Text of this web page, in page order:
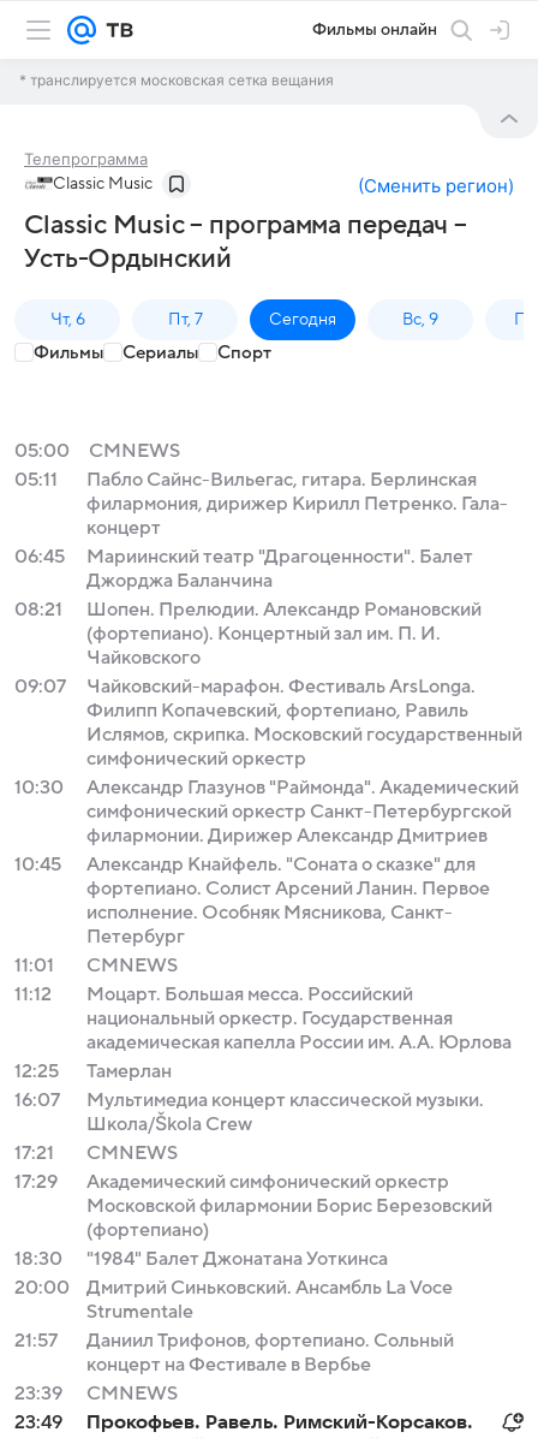
Фильмы онлайн
* транслируется московская сетка вещания
Телепрограмма
Classic Music (Сменить регион)
Classic Music – программа передач –
Усть-Ордынский
Чт, 6 Пт, 7 Сегодня Вс, 9
Фильмы Сериалы Спорт
05:00
СМNEWS
05:11
Пабло Сайнс-Вильегас, гитара. Берлинская
филармония, дирижер Кирилл Петренко. Гала-
концерт
06:45
Мариинский театр "Драгоценности". Балет
Джорджа Баланчина
08:21
Шопен. Прелюдии. Александр Романовский
(фортепиано). Концертный зал им. П. И.
Чайковского
09:07
Чайковский-марафон. Фестиваль ArsLonga.
Филипп Копачевский, фортепиано, Равиль
Ислямов, скрипка. Московский государственный
симфонический оркестр
10:30
Александр Глазунов "Раймонда". Академический
симфонический оркестр Санкт-Петербургской
филармонии. Дирижер Александр Дмитриев
10:45
Александр Кнайфель. "Соната о сказке" для
фортепиано. Солист Арсений Ланин. Первое
исполнение. Особняк Мясникова, Санкт-
Петербург
11:01
СМNEWS
11:12
Моцарт. Большая месса. Российский
национальный оркестр. Государственная
академическая капелла России им. А.А. Юрлова
12:25
Тамерлан
16:07
Мультимедиа концерт классической музыки.
Школа/Škola Crew
17:21
СМNEWS
17:29
Академический симфонический оркестр
Московской филармонии Борис Березовский
(фортепиано)
18:30
"1984" Балет Джонатана Уоткинса
20:00
Дмитрий Синьковский. Ансамбль La Voce
Strumentale
21:57
Даниил Трифонов, фортепиано. Сольный
концерт на Фестивале в Вербье
23:39
СМNEWS
23:49
Прокофьев. Равель. Римский-Корсаков.